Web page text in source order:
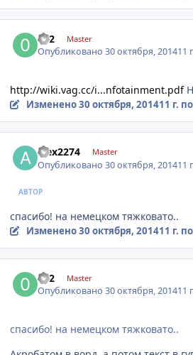
052 Master
Опубликовано30 октября, 201411
http://wiki.vag.cc/i...nfotainment.pdf
Изменено30 октября, 201411 г.
alex2274 Master
Опубликовано30 октября, 201411
АВТОР
спасибо! на немецком тяжковато..
Изменено30 октября, 201411 г.
052 Master
Опубликовано30 октября, 201411
спасибо! на немецком тяжковато..